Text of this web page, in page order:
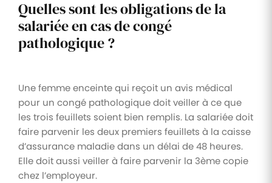
Quelles sont les obligations de la
salariée en cas de congé
pathologique ?
Une femme enceinte qui reçoit un avis médical
pour un congé pathologique doit veiller à ce que
les trois feuillets soient bien remplis. La salariée doit
faire parvenir les deux premiers feuillets à la caisse
d’assurance maladie dans un délai de 48 heures.
Elle doit aussi veiller à faire parvenir la 3ème copie
chez l’employeur.